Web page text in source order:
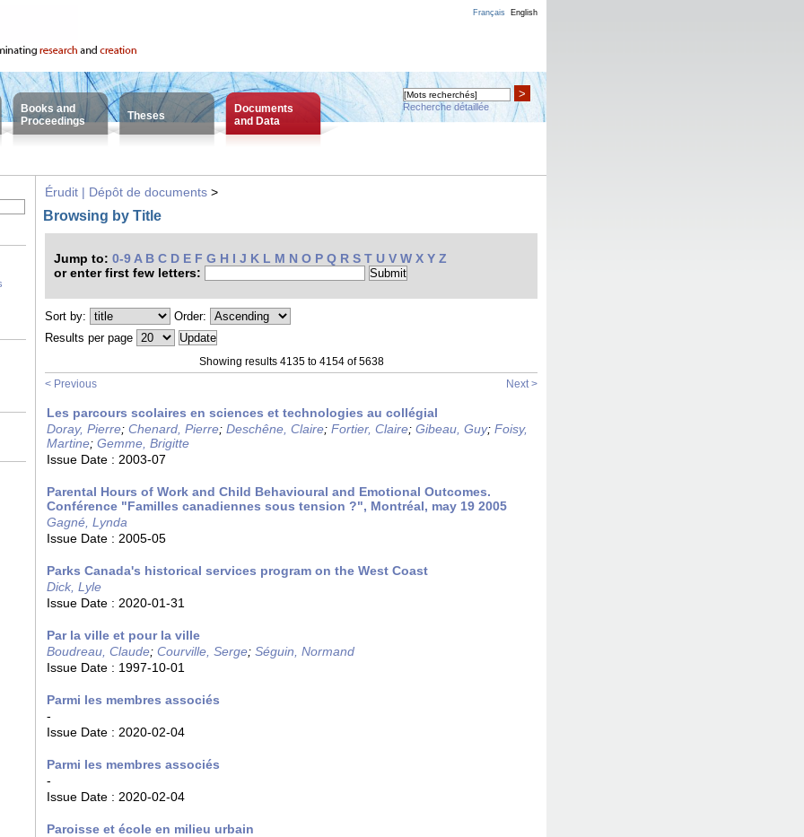
Français English
Books and
Proceedings
Theses
Documents
and Data
>
Recherche détaillée
Érudit | Dépôt de documents >
Browsing by Title
Jump to: 0-9 A B C D E F G H I J K L M N O P Q R S T U V W X Y Z
or enter first few letters:
Sort by:
Order:
Results per page
Showing results 4135 to 4154 of 5638
< Previous
Next >
Les parcours scolaires en sciences et technologies au collégial
Doray, Pierre; Chenard, Pierre; Deschêne, Claire; Fortier, Claire; Gibeau, Guy; Foisy,
Martine; Gemme, Brigitte
Issue Date : 2003-07
Parental Hours of Work and Child Behavioural and Emotional Outcomes.
Conférence "Familles canadiennes sous tension ?", Montréal, may 19 2005
Gagné, Lynda
Issue Date : 2005-05
Parks Canada's historical services program on the West Coast
Dick, Lyle
Issue Date : 2020-01-31
Par la ville et pour la ville
Boudreau, Claude; Courville, Serge; Séguin, Normand
Issue Date : 1997-10-01
Parmi les membres associés
-
Issue Date : 2020-02-04
Parmi les membres associés
-
Issue Date : 2020-02-04
Paroisse et école en milieu urbain